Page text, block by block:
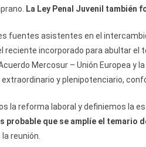
La Ley Penal Juvenil
fuentes asistentes en el
reciente incorporado para abultar el
Mercosur – Unión Europea y
y plenipotenciario,
la reforma laboral y definiemos la
probable que se amplíe el temario
reunión.